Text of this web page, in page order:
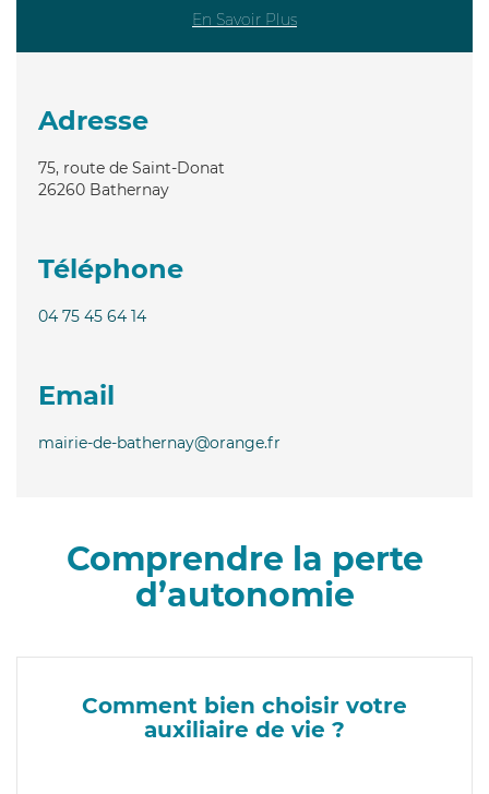
En Savoir Plus
Adresse
75, route de Saint-Donat
26260 Bathernay
Téléphone
04 75 45 64 14
Email
mairie-de-bathernay@orange.fr
Comprendre la perte
d’autonomie
Comment bien choisir votre
auxiliaire de vie ?